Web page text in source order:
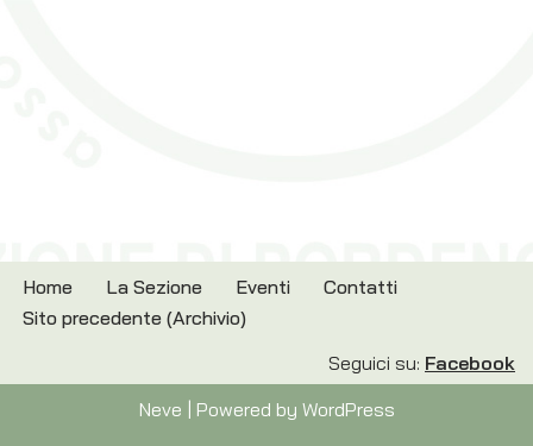
Home La Sezione Eventi
Contatti
Sito precedente (Archivio)
Seguici su: Facebook
Neve | Powered by WordPress